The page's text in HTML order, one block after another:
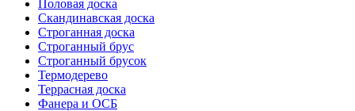
Половая доска
Скандинавская доска
Строганная доска
Строганный брус
Строганный брусок
Термодерево
Террасная доска
Фанера и ОСБ